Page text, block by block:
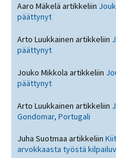
Aaro Mäkelä artikkeliin
päättynyt
Arto Luukkainen artikkeliin
päättynyt
Jouko Mikkola artikkeliin
päättynyt
Arto Luukkainen artikkeliin
Gondomar, Portugali
Juha Suotmaa artikkeliin
arvokkaasta työstä